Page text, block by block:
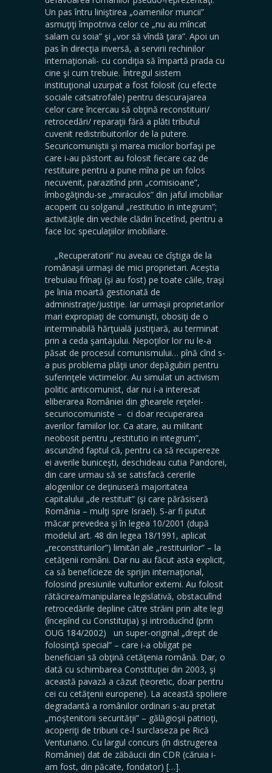
Un pas întru liniştirea „oamenilor muncii”
asmuţiţi împotriva celor ce „nu au mîncat
salam cu soia” şi „vor să vîndă ţara”. Apoi un
pas în direcţia inversă, a servirii rechinilor
internaţionali- cu condiţia să împartă prada cu
cine şi cum trebuie. Întregul sistem
instituţional uzurpat a fost folosit (cu efecte
sociale catsatrofale) pentru descurajarea
celor care încercau să obţină reconstituiri/
retrocedări/ reparaţii fără a plăti tributul
cuvenit redistribuitorilor de la putere.
Securicomuniştii şi marea micilor borfaşi pe
care i-au păstorit au folosit fiecare caz de
restituire pentru a pune mîna pe un folos
necuvenit, parazitînd prin „comisioane”,
îmbogăţindu-se „miraculos” din jaful imobiliar
acoperit cu solganul „restitutio in integrum”;
activităţile din vechile clădiri încetînd, pentru a
face loc speculaţiilor imobiliare.
„Recuperatorii” nu aveau ce cîştiga de la
românaşii urmaşi de mici proprietari. Aceștia
trebuiau frînaţi (şi au fost) pe toate căile, traşi
pe linia moartă gestionată de
administraţie/justiţie. Iar urmaşii proprietarilor
mari expropiaţi de comunişti, obosiţi de o
interminabilă hărţuială justiţiară, au terminat
prin a ceda şantajului. Nepoţilor lor nu le-a
păsat de procesul comunismului… pînă cînd s-
a pus problema plăţii unor depăgubiri pentru
suferinţele victimelor. Au simulat un activism
politic anticomunist, dar nu i-a interesat
eliberarea României din ghearele reţelei-
securiocomuniste – ci doar recuperarea
averilor famiilor lor. Ca atare, au militant
neobosit pentru „restitutio in integrum”,
ascunzînd faptul că, pentru ca să recupereze
ei averile buniceşti, deschideau cutia Pandorei,
din care urmau să se satisfacă cererile
alogenilor ce deţinuseră majoritatea
capitalului „de restituit” (şi care părăsiseră
România – mulţi spre Israel). S-ar fi putut
măcar prevedea şi în legea 10/2001 (după
modelul art. 48 din legea 18/1991, aplicat
„reconstituirilor”) limitări ale „restituirilor” – la
cetăţenii români. Dar nu au făcut asta explicit,
ca să beneficieze de sprijin internaţional,
folosind presiunile vulturilor externi. Au folosit
rătăcirea/manipularea legislativă, obstaculînd
retrocedările depline către străini prin alte legi
(începînd cu Constituţia) şi introducînd (prin
OUG 184/2002) un super-original „drept de
folosinţă special” – care i-a obligat pe
beneficiari să obţină cetăţenia română. Dar, o
dată cu schimbarea Constituţiei din 2003, şi
această pavază a căzut (teoretic, doar pentru
cei cu cetăţenii europene). La această spoliere
degradantă a românilor ordinari s-au pretat
„moştenitorii securităţii” – gălăgioşii patrioţi,
acoperiţi de tribuni ce-l surclaseza pe Rică
Venturiano. Cu largul concurs (în distrugerea
României) dat de zăbăucii din CDR (căruia i-
am fost, din păcate, fondator) […].